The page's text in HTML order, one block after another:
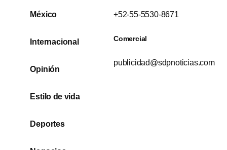
México
Internacional
Opinión
Estilo de vida
Deportes
+52-55-5530-8671
Comercial
publicidad@sdpnoticias.com